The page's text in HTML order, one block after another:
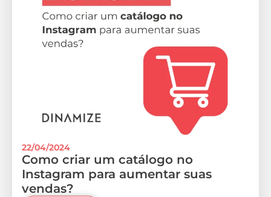
22/04/2024
Como criar um catálogo no
Instagram para aumentar suas
vendas?